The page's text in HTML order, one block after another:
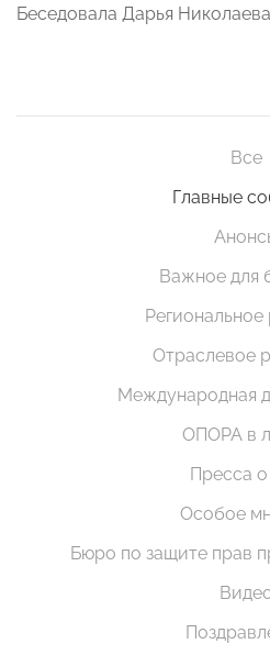
Беседовала Дарья Николаева
Все
Главные
Важное для
Региональное
Отраслевое
Международная
ОПОРА в
Пресса
Особое
Бюро по защите прав